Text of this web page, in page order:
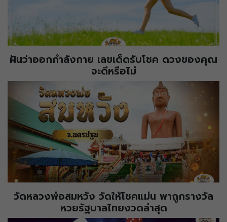
ฝันว่าออกกำลังกาย เลขเด็ดรับโชค ดวงของคุณ
จะดีหรือไม่
วัดหลวงพ่อสมหวัง วัดให้โชคแม่น พาถูกรางวัล
หวยรัฐบาลไทยงวดล่าสุด